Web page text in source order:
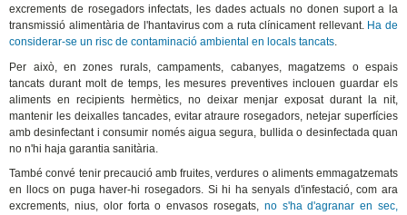
excrements de rosegadors infectats, les dades actuals no donen suport a la
transmissió alimentària de l'hantavirus com a ruta clínicament rellevant. Ha de
considerar-se un risc de contaminació ambiental en locals tancats
Per això, en zones rurals, campaments, cabanyes, magatzems o espais
tancats durant molt de temps, les mesures preventives inclouen guardar els
aliments en recipients hermètics, no deixar menjar exposat durant la nit,
mantenir les deixalles tancades, evitar atraure rosegadors, netejar superfícies
amb desinfectant i consumir només aigua segura, bullida o desinfectada quan
no n'hi haja garantia sanitària.
També convé tenir precaució amb fruites, verdures o aliments emmagatzemats
en llocs on puga haver-hi rosegadors. Si hi ha senyals d'infestació, com ara
excrements, nius, olor forta o envasos rosegats, no s'ha d'agranar en sec,